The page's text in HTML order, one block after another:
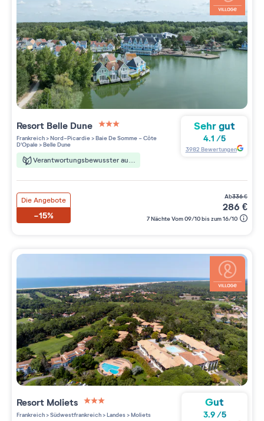
Resort Belle Dune
3 étoiles sur 5
Frankreich>Nord-Picardie>Baie De Somme - Côte
D'Opale>Belle Dune
Verantwortungsbewusster aufenthalt
Sehr gut
4.1 /5
3982 Bewertungen
Die Angebote
-15%
ab336€
286 €
7 Nächte Vom 09/10 bis zum 16/10
Resort Moliets
3 étoiles sur 5
Frankreich>Südwestfrankreich>Landes>Moliets
Gut
3.9/5